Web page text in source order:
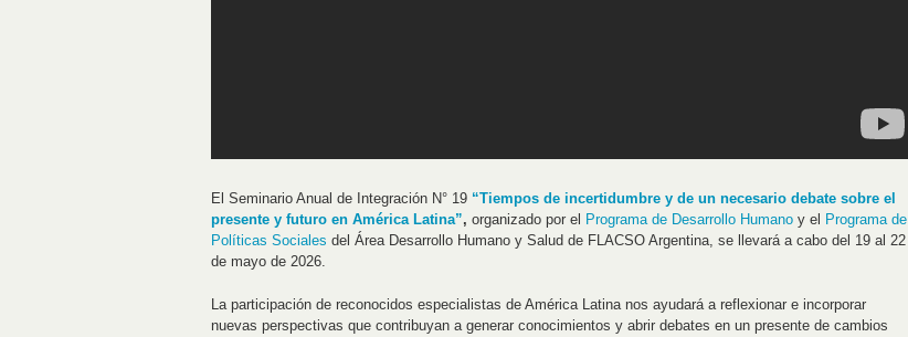
El Seminario Anual de Integración N° 19 “Tiempos de incertidumbre y de un necesario debate sobre el
presente y futuro en América Latina”, organizado por el Programa de Desarrollo Humano y el Programa de
Políticas Sociales del Área Desarrollo Humano y Salud de FLACSO Argentina, se llevará a cabo del 19 al 22
de mayo de 2026.
La participación de reconocidos especialistas de América Latina nos ayudará a reflexionar e incorporar
nuevas perspectivas que contribuyan a generar conocimientos y abrir debates en un presente de cambios